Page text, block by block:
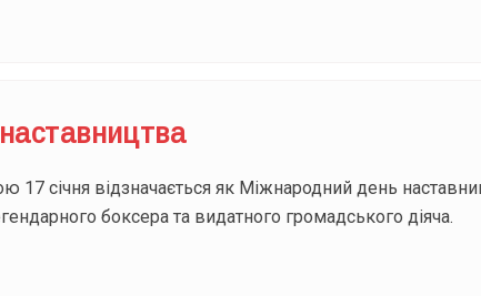
17 січня відзначається як Міжнародний день
боксера та видатного громадського діяча.